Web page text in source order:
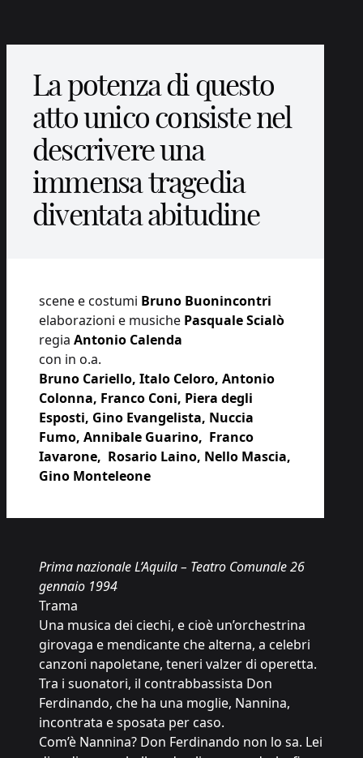
La potenza di questo
atto unico consiste nel
descrivere una
immensa tragedia
diventata abitudine
scene e costumi Bruno Buonincontri
elaborazioni e musiche Pasquale Scialò
regia Antonio Calenda
con in o.a.
Bruno Cariello, Italo Celoro, Antonio
Colonna, Franco Coni, Piera degli
Esposti, Gino Evangelista, Nuccia
Fumo, Annibale Guarino, Franco
Iavarone, Rosario Laino, Nello Mascia,
Gino Monteleone
Prima nazionale L’Aquila – Teatro Comunale 26
gennaio 1994
Trama
Una musica dei ciechi, e cioè un’orchestrina
girovaga e mendicante che alterna, a celebri
canzoni napoletane, teneri valzer di operetta.
Tra i suonatori, il contrabbassista Don
Ferdinando, che ha una moglie, Nannina,
incontrata e sposata per caso.
Com’è Nannina? Don Ferdinando non lo sa. Lei